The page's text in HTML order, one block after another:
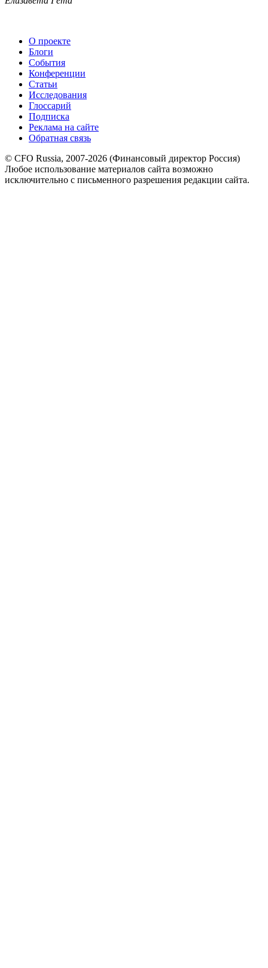
О проекте
Блоги
События
Конференции
Статьи
Исследования
Глоссарий
Подписка
Реклама на сайте
Обратная связь
© CFO Russia, 2007-2026 (Финансовый директор Россия)
Любое использование материалов сайта возможно
исключительно с письменного разрешения редакции сайта.